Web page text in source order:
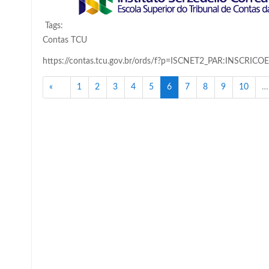
Tags:
Contas TCU
https://contas.tcu.gov.br/ords/
« Anterior
1 2 3 4 5 6(atual)
7 8 9 10 …